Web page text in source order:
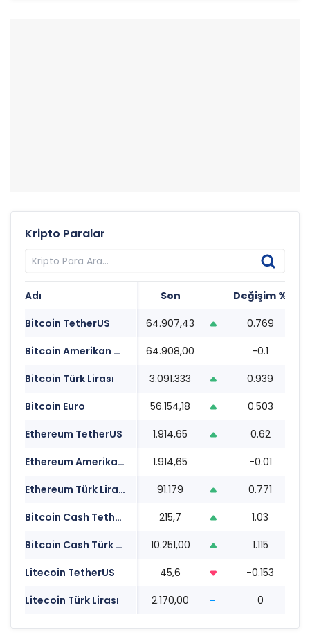
Kripto Paralar
Adı Son Değişim %
Bitcoin TetherUS
64.907,43 0.769
Bitcoin Amerikan Doları
64.908,00 -0.1
Bitcoin Türk Lirası
3.091.333 0.939
Bitcoin Euro
56.154,18 0.503
Ethereum TetherUS
1.914,65 0.62
Ethereum Amerikan Doları
1.914,65 -0.01
Ethereum Türk Lirası
91.179 0.771
Bitcoin Cash TetherUS
215,7 1.03
Bitcoin Cash Türk Lirası
10.251,00 1.115
Litecoin TetherUS
45,6 -0.153
Litecoin Türk Lirası
2.170,00 0